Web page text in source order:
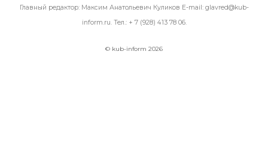
Главный редактор: Максим Анатольевич Куликов E-mail: glavred@kub-
inform.ru . Тел.: + 7 (928) 413 78 06.
© kub-inform 2026